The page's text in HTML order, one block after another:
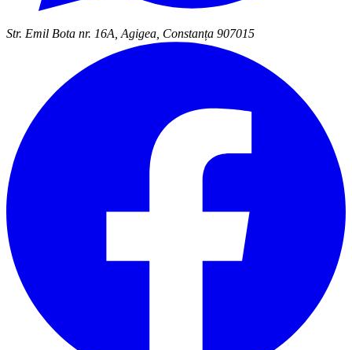
Str. Emil Bota nr. 16A, Agigea, Constanța 907015